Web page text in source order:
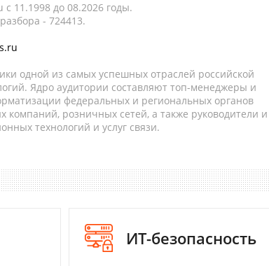
11.1998 до 08.2026 годы.
- 724413.
одной из самых успешных отраслей российской
Ядро аудитории составляют топ-менеджеры и
федеральных и региональных органов
компаний, розничных сетей, а также руководители и
технологий и услуг связи.
ИТ-безопасность